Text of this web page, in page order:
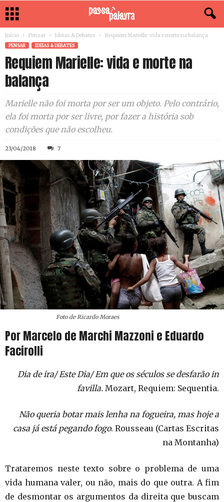
Início Pensar Ideias & Debates Requiem Marielle: vida e morte na balança
PENSAR IDEIAS & DEBATES
Requiem Marielle: vida e morte na
balança
Marielle não foi morta por ser um objeto. Pelo contrário,
ela foi morta por ser livre, por fazer a história sob
condições que não escolheu.
23/04/2018 7
Foto de Ricardo Moraes
Por Marcelo de Marchi Mazzoni e Eduardo
Facirolli
Dia de ira/ Este Dia/ Em que os séculos se desfarão in
favilla. Mozart, Requiem: Sequentia.
Não queria botar mais lenha na fogueira, mas hoje a
casa já está pegando fogo. Rousseau (Cartas Escritas
na Montanha)
Trataremos neste texto sobre o problema de uma
vida humana valer, ou não, mais do que outra. A fim
de desmontar os argumentos da direita que buscam